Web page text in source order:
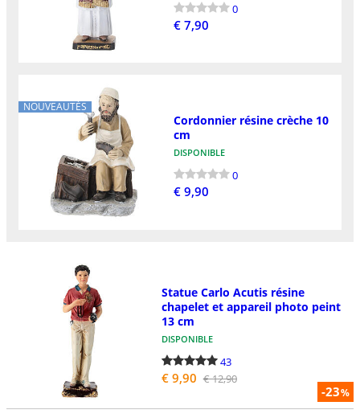
0
€ 7,90
NOUVEAUTÉS
Cordonnier résine crèche 10
cm
DISPONIBLE
0
€ 9,90
-23%
Statue Carlo Acutis résine
chapelet et appareil photo peint
13 cm
DISPONIBLE
43
€ 9,90 € 12,90